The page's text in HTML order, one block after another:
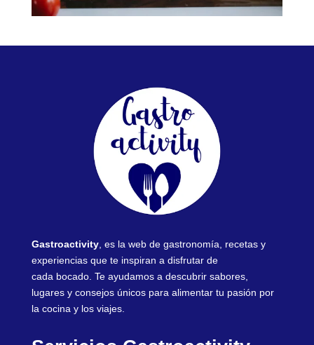
Gastroactivity, es la web de gastronomía, recetas y
experiencias que te inspiran a disfrutar de
cada bocado. Te ayudamos a descubrir sabores,
lugares y consejos únicos para alimentar tu pasión por
la cocina y los viajes.